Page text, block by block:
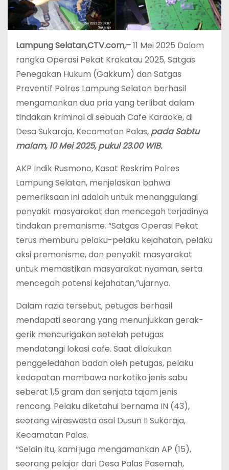
Lampung Selatan,CTV.com,–11 Mei 2025 Dalam
rangka Operasi Pekat Krakatau 2025, Satgas
Penegakan Hukum (Gakkum) dan Satgas
Preventif Polres Lampung Selatan berhasil
mengamankan dua pria yang terlibat dalam
tindakan kriminal di sebuah Cafe Karaoke, di
Desa Sukaraja, Kecamatan Palas, pada Sabtu
malam, 10 Mei 2025, pukul 23.00 WIB.
AKP Indik Rusmono, Kasat Reskrim Polres
Lampung Selatan, menjelaskan bahwa
pemeriksaan ini adalah untuk menanggulangi
penyakit masyarakat dan mencegah terjadinya
tindakan premanisme. “Satgas Operasi Pekat
terus memburu pelaku-pelaku kejahatan, pelaku
aksi premanisme, dan penyakit masyarakat
untuk memastikan masyarakat nyaman, serta
mencegah potensi kejahatan,”ujarnya.
Dalam razia tersebut, petugas berhasil
mendapati seorang yang menunjukkan gerak-
gerik mencurigakan setelah petugas
mendatangi lokasi cafe. Saat dilakukan
penggeledahan badan oleh petugas, pelaku
kedapatan membawa narkotika jenis sabu
seberat 1,5 gram dan senjata tajam jenis
rencong. Pelaku diketahui bernama IN (43),
seorang wiraswasta asal Dusun II Sukaraja,
Kecamatan Palas.
“Selain itu, kami juga mengamankan AP (15),
seorang pelajar dari Desa Palas Pasemah,